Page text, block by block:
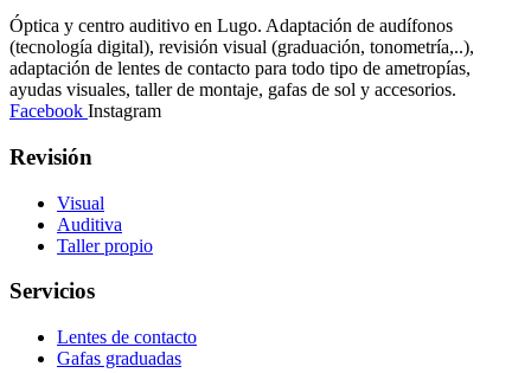
Óptica y centro auditivo en Lugo. Adaptación de audífonos
(tecnología digital), revisión visual (graduación, tonometría,..),
adaptación de lentes de contacto para todo tipo de ametropías,
ayudas visuales, taller de montaje, gafas de sol y accesorios.
Facebook Instagram
Revisión
Visual
Auditiva
Taller propio
Servicios
Lentes de contacto
Gafas graduadas